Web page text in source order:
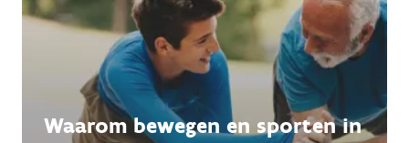
Waarom bewegen en sporten in